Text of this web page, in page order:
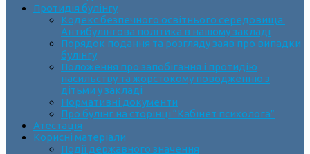
Протидія булінгу
Кодекс безпечного освітнього середовища.
Антибулінгова політика в нашому закладі
Порядок подання та розгляду заяв про випадки
булінгу
Положення про запобігання і протидію
насильству та жорстокому поводженню з
дітьми у закладі
Нормативні документи
Про булінг на сторінці “Кабінет психолога”
Атестація
Корисні матеріали
Події державного значення